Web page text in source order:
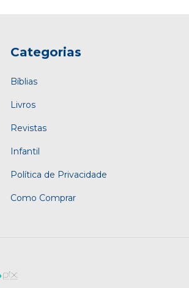
Categorias
Bíblias
Livros
Revistas
Infantil
Política de Privacidade
Como Comprar